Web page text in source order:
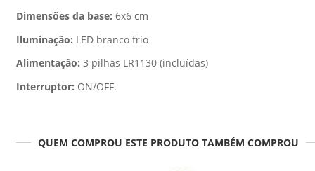
Dimensões da base: 6x6 cm
Iluminação: LED branco frio
Alimentação: 3 pilhas LR1130 (incluídas)
Interruptor: ON/OFF.
QUEM COMPROU ESTE PRODUTO TAMBÉM COMPROU